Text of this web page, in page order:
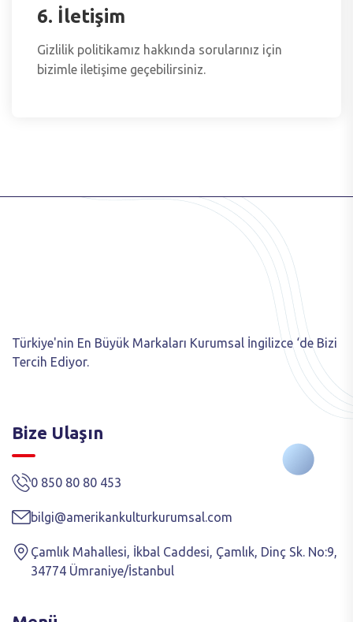
6. İletişim
Gizlilik politikamız hakkında sorularınız için
bizimle iletişime geçebilirsiniz.
Türkiye'nin En Büyük Markaları Kurumsal İngilizce ‘de Bizi
Tercih Ediyor.
Bize Ulaşın
0 850 80 80 453
bilgi@amerikankulturkurumsal.com
Çamlık Mahallesi, İkbal Caddesi, Çamlık, Dinç Sk. No:9,
34774 Ümraniye/İstanbul